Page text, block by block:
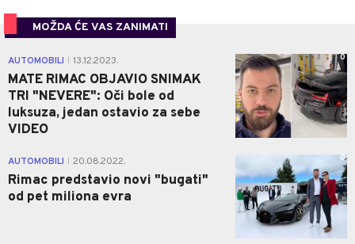
MOŽDA ĆE VAS ZANIMATI
AUTOMOBILI 13.12.2023.
MATE RIMAC OBJAVIO SNIMAK
TRI "NEVERE": Oči bole od
luksuza, jedan ostavio za sebe
VIDEO
0
AUTOMOBILI 20.08.2022.
Rimac predstavio novi "bugati"
od pet miliona evra
0